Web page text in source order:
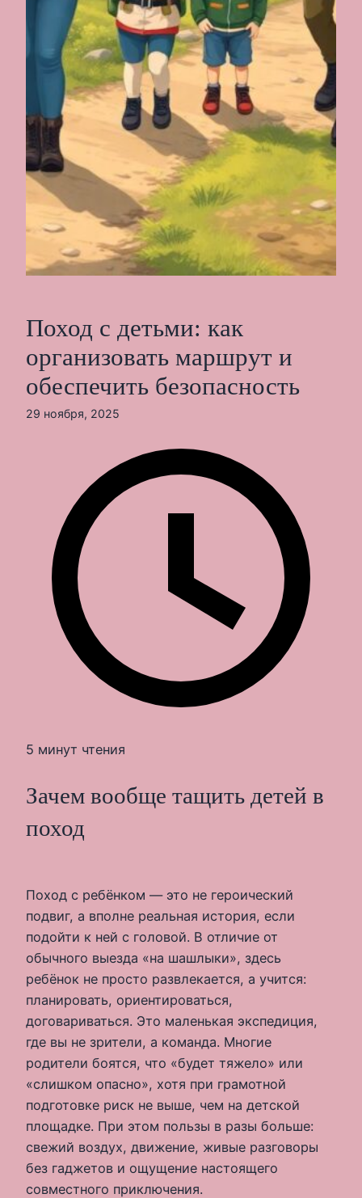
Поход с детьми: как
организовать маршрут и
обеспечить безопасность
29 ноября, 2025
5 минут чтения
Зачем вообще тащить детей в
поход
Поход с ребёнком — это не героический
подвиг, а вполне реальная история, если
подойти к ней с головой. В отличие от
обычного выезда «на шашлыки», здесь
ребёнок не просто развлекается, а учится:
планировать, ориентироваться,
договариваться. Это маленькая экспедиция,
где вы не зрители, а команда. Многие
родители боятся, что «будет тяжело» или
«слишком опасно», хотя при грамотной
подготовке риск не выше, чем на детской
площадке. При этом пользы в разы больше:
свежий воздух, движение, живые разговоры
без гаджетов и ощущение настоящего
совместного приключения.